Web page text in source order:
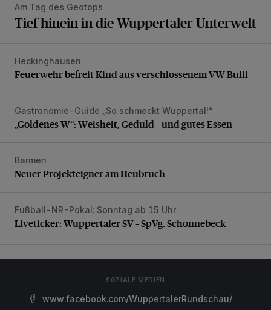
Am Tag des Geotops
Tief hinein in die Wuppertaler Unterwelt
Feuerwehr befreit Kind aus verschlossenem VW Bulli
Heckinghausen
Feuerwehr befreit Kind aus verschlossenem VW Bulli
„Goldenes W“: Weisheit, Geduld – und gutes Essen
Gastronomie-Guide „So schmeckt Wuppertal!“
„Goldenes W“: Weisheit, Geduld – und gutes Essen
Neuer Projekteigner am Heubruch
Barmen
Neuer Projekteigner am Heubruch
Liveticker: Wuppertaler SV – SpVg. Schonnebeck
Fußball-NR-Pokal: Sonntag ab 15 Uhr
Liveticker: Wuppertaler SV – SpVg. Schonnebeck
SOZIALE MEDIEN
www.facebook.com/WuppertalerRundschau/